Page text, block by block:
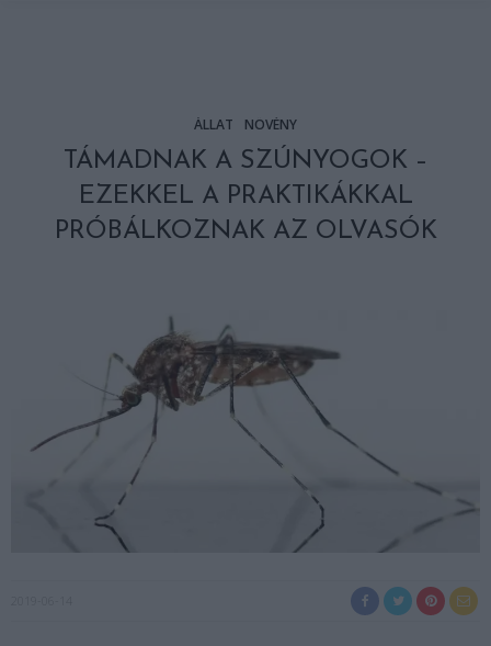
ÁLLAT NÖVÉNY
TÁMADNAK A SZÚNYOGOK –
EZEKKEL A PRAKTIKÁKKAL
PRÓBÁLKOZNAK AZ OLVASÓK